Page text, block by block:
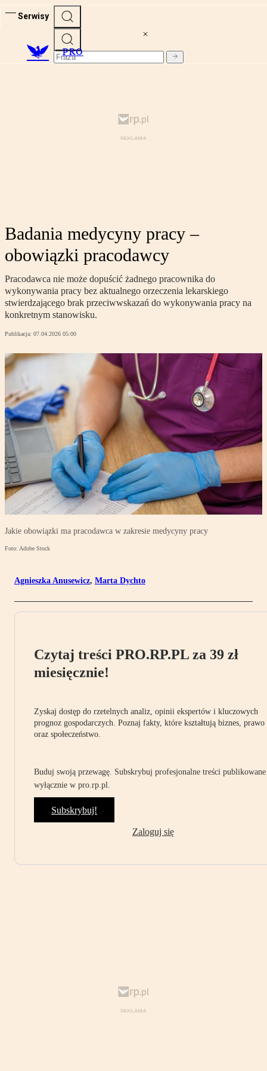
Serwisy
PRO
Badania medycyny pracy –
obowiązki pracodawcy
Pracodawca nie może dopuścić żadnego pracownika do
wykonywania pracy bez aktualnego orzeczenia lekarskiego
stwierdzającego brak przeciwwskazań do wykonywania pracy na
konkretnym stanowisku.
Publikacja: 07.04.2026 05:00
Jakie obowiązki ma pracodawca w zakresie medycyny pracy
Foto: Adobe Stock
Agnieszka Anusewicz, Marta Dychto
Czytaj treści PRO.RP.PL za 39 zł
miesięcznie!
Zyskaj dostęp do rzetelnych analiz, opinii ekspertów i kluczowych
prognoz gospodarczych. Poznaj fakty, które kształtują biznes, prawo
oraz społeczeństwo.
Buduj swoją przewagę. Subskrybuj profesjonalne treści publikowane
wyłącznie w pro.rp.pl.
Subskrybuj!
Zaloguj się